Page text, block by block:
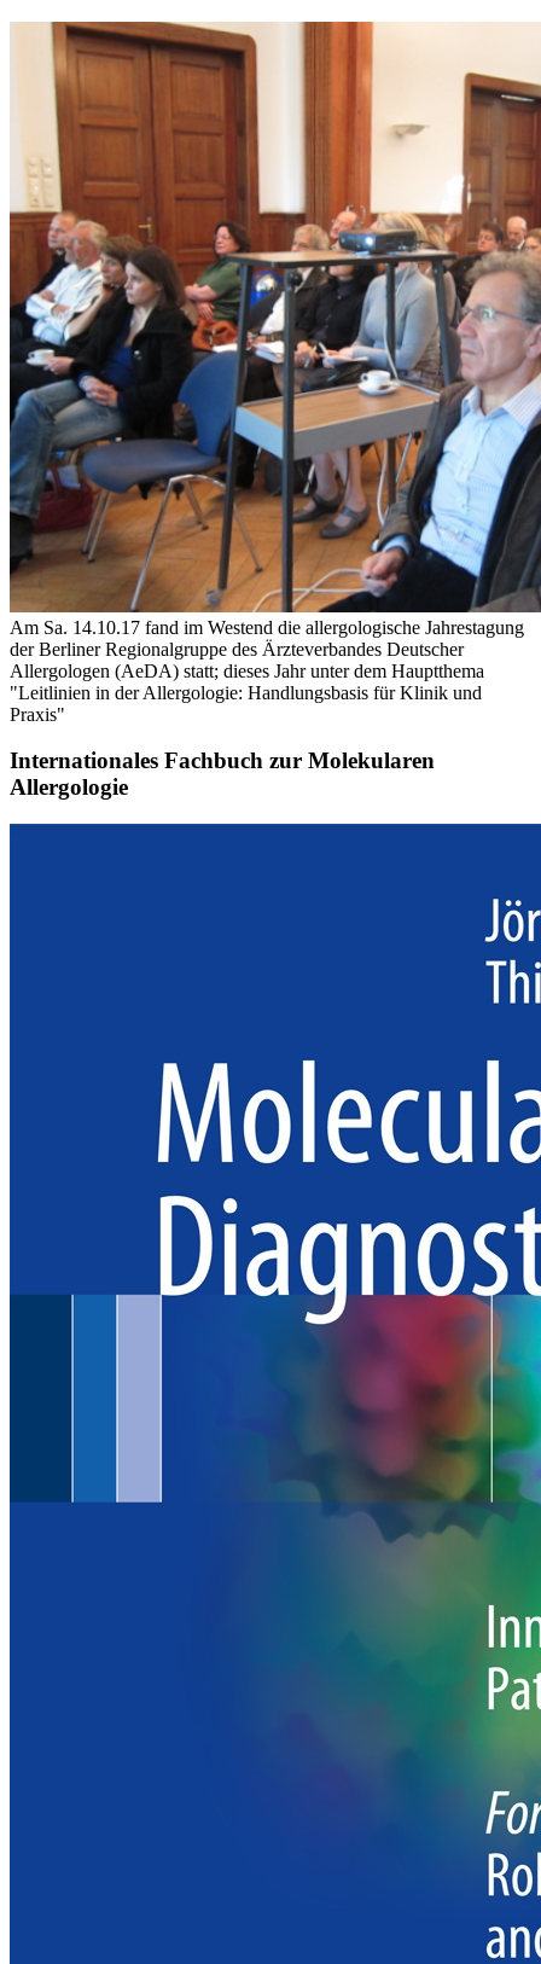
Am Sa. 14.10.17 fand im Westend die allergologische Jahrestagung
der Berliner Regionalgruppe des Ärzteverbandes Deutscher
Allergologen (AeDA) statt; dieses Jahr unter dem Hauptthema
"Leitlinien in der Allergologie: Handlungsbasis für Klinik und
Praxis"
Internationales Fachbuch zur Molekularen
Allergologie